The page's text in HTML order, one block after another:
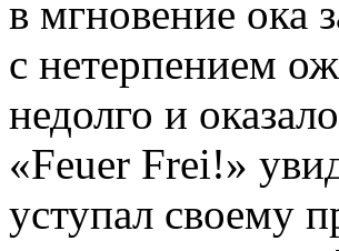
в мгновение ока
с нетерпением
недолго и
«Feuer Frei!»
уступал своему